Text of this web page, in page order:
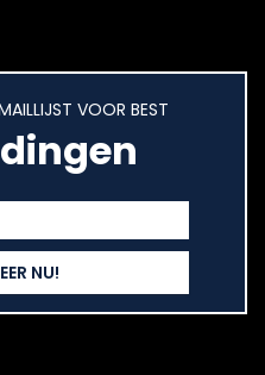
VOOR BEST